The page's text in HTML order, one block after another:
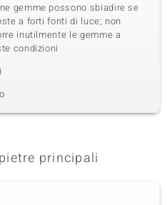
gemme possono sbiadire se
a forti fonti di luce; non
inutilmente le gemme a
condizioni
principali